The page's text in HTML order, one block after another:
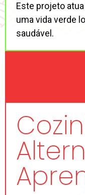
Este projeto
uma vida verde
saudável.